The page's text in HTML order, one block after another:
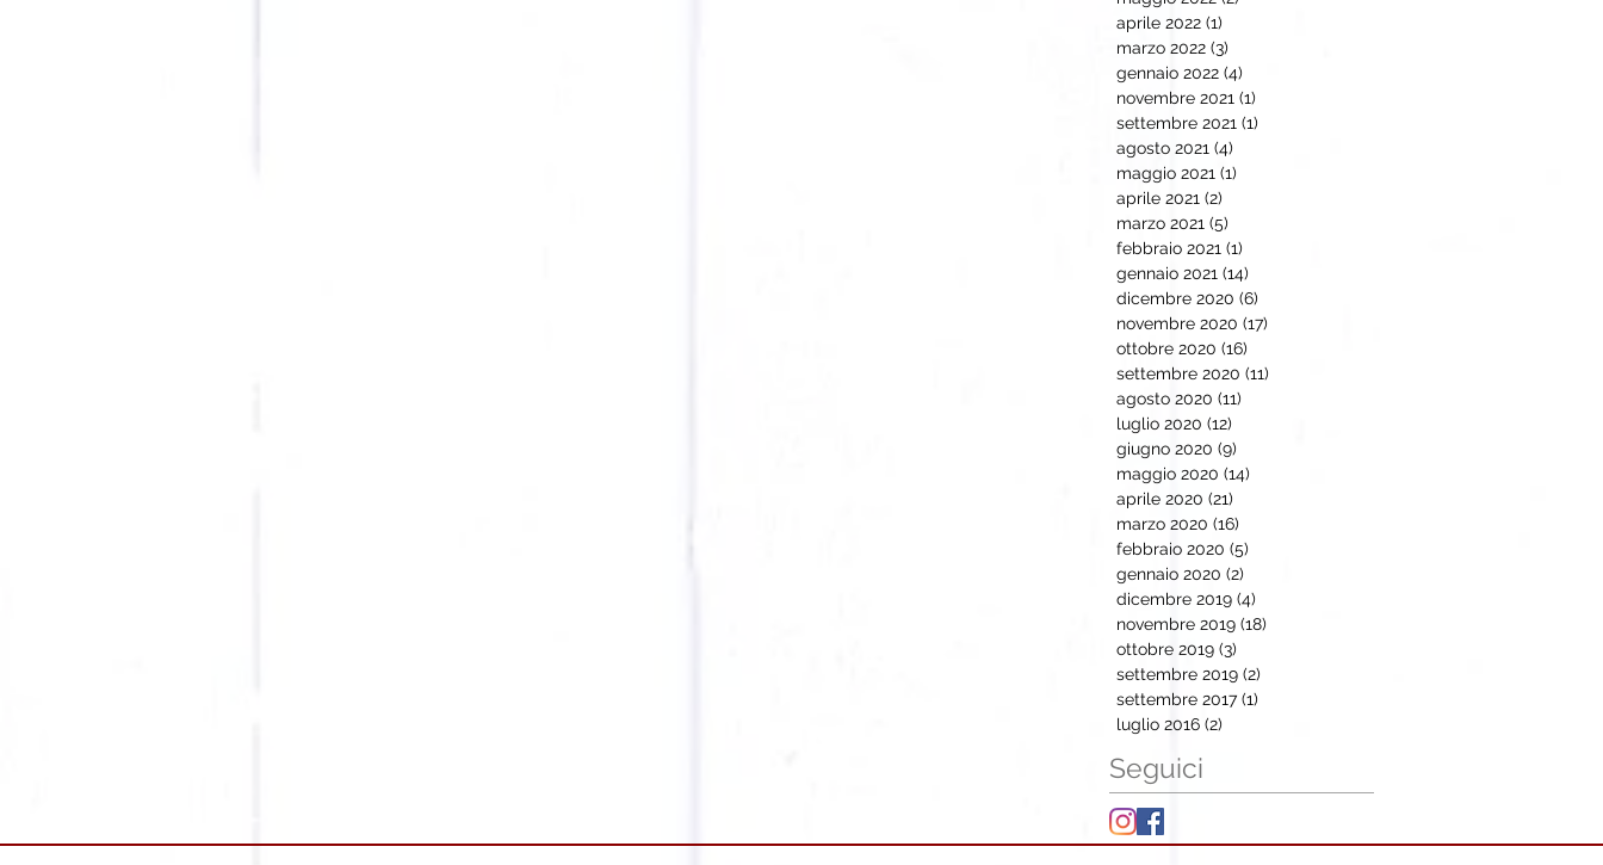
aprile 2022 (1)
marzo 2022 (3)
gennaio 2022 (4)
novembre 2021 (1)
settembre 2021 (1)
agosto 2021 (4)
maggio 2021 (1)
aprile 2021 (2)
marzo 2021 (5)
febbraio 2021 (1)
gennaio 2021 (14)
dicembre 2020 (6)
novembre 2020 (17)
ottobre 2020 (16)
settembre 2020 (11)
agosto 2020 (11)
luglio 2020 (12)
giugno 2020 (9)
maggio 2020 (14)
aprile 2020 (21)
marzo 2020 (16)
febbraio 2020 (5)
gennaio 2020 (2)
dicembre 2019 (4)
novembre 2019 (18)
ottobre 2019 (3)
settembre 2019 (2)
settembre 2017 (1)
luglio 2016 (2)
Seguici